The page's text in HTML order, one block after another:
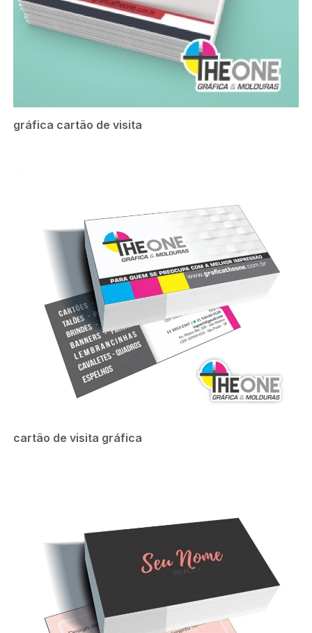
gráfica cartão de visita
cartão de visita gráfica